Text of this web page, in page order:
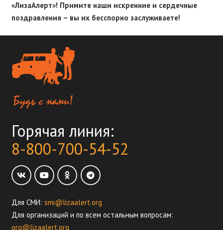
«ЛизаАлерт»! Примите наши искренние и сердечные
поздравления – вы их бесспорно заслуживаете!
Горячая линия:
8-800-700-54-52
Для СМИ: smi@lizaalert.org
Для организаций и по всем остальным вопросам:
org@lizaalert.org